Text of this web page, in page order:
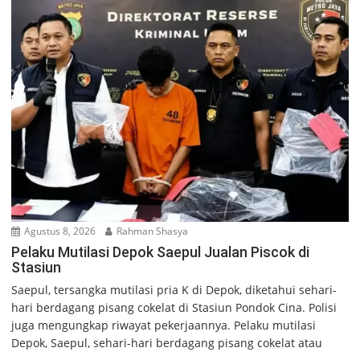
Agustus 8, 2026 Rahman Shasya
Pelaku Mutilasi Depok Saepul Jualan Piscok di
Stasiun
Saepul, tersangka mutilasi pria K di Depok, diketahui sehari-
hari berdagang pisang cokelat di Stasiun Pondok Cina. Polisi
juga mengungkap riwayat pekerjaannya. Pelaku mutilasi
Depok, Saepul, sehari-hari berdagang pisang cokelat atau